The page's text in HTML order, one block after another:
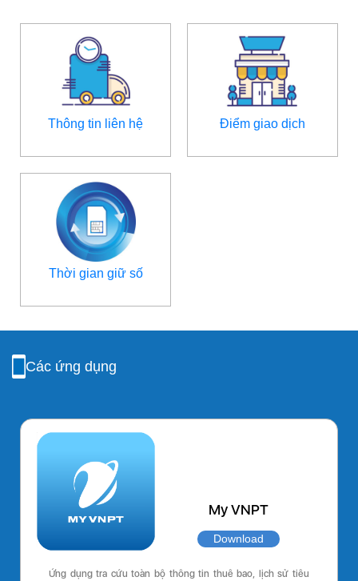
Thông tin liên hệ Điểm giao dịch
Thời gian giữ số
Các ứng dụng
My VNPT
Download
Ứng dụng tra cứu toàn bộ thông tin thuê bao, lịch sử tiêu